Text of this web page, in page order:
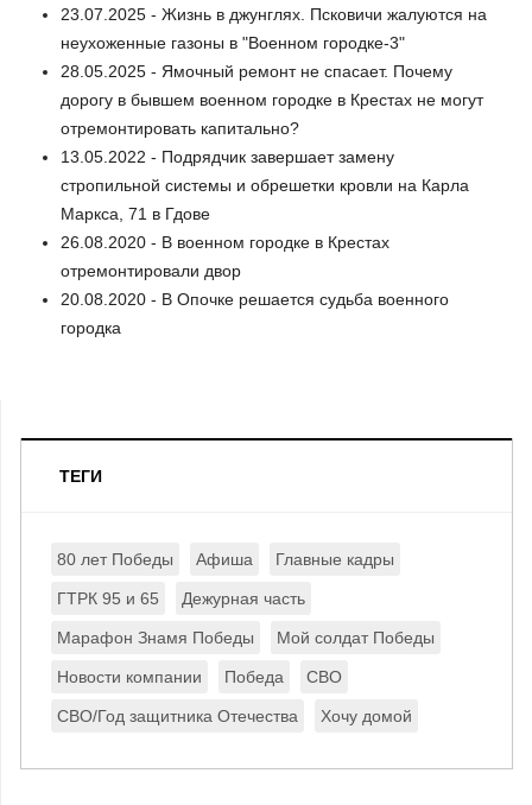
23.07.2025 - Жизнь в джунглях. Псковичи жалуются на
неухоженные газоны в "Военном городке-3"
28.05.2025 - Ямочный ремонт не спасает. Почему
дорогу в бывшем военном городке в Крестах не могут
отремонтировать капитально?
13.05.2022 - Подрядчик завершает замену
стропильной системы и обрешетки кровли на Карла
Маркса, 71 в Гдове
26.08.2020 - В военном городке в Крестах
отремонтировали двор
20.08.2020 - В Опочке решается судьба военного
городка
ТЕГИ
80 лет Победы Афиша Главные кадры
ГТРК 95 и 65 Дежурная часть
Марафон Знамя Победы Мой солдат Победы
Новости компании Победа СВО
СВО/Год защитника Отечества Хочу домой